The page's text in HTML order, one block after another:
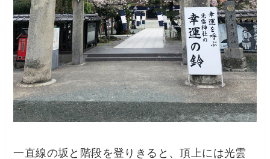
一直線の坂と階段を登りきると、頂上には光雲